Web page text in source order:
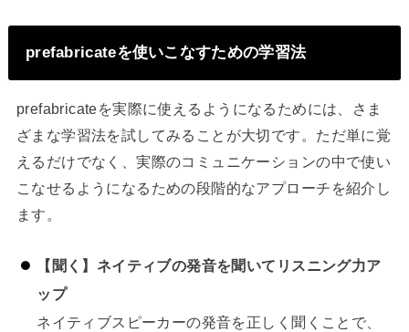
prefabricateを使いこなすための学習法
prefabricateを実際に使えるようになるためには、さま
ざまな学習法を試してみることが大切です。ただ単に覚
えるだけでなく、実際のコミュニケーションの中で使い
こなせるようになるための段階的なアプローチを紹介し
ます。
【聞く】ネイティブの発音を聞いてリスニング力ア
ップ
ネイティブスピーカーの発音を正しく聞くことで、